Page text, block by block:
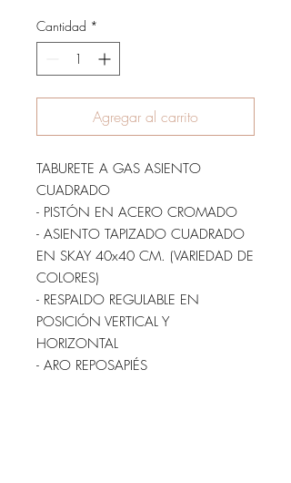
Cantidad *
Agregar al carrito
TABURETE A GAS ASIENTO
CUADRADO
- PISTÓN EN ACERO CROMADO
- ASIENTO TAPIZADO CUADRADO
EN SKAY 40x40 CM. (VARIEDAD DE
COLORES)
- RESPALDO REGULABLE EN
POSICIÓN VERTICAL Y
HORIZONTAL
- ARO REPOSAPIÉS